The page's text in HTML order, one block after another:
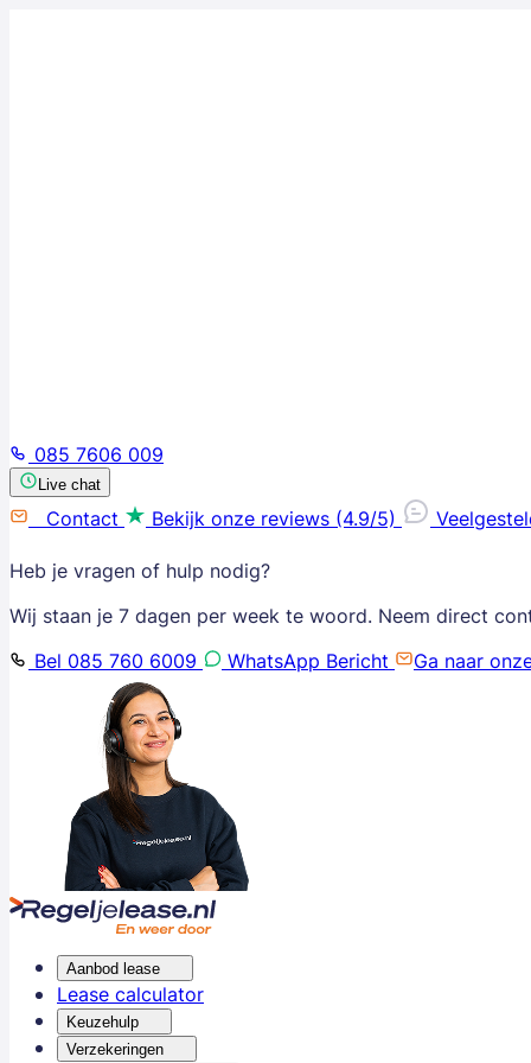
085 7606 009
Live chat
Contact Bekijk onze reviews (4.9/5)
Heb je vragen of hulp nodig?
Wij staan je 7 dagen per week te woord. Neem direct
Bel 085 760 6009
WhatsApp Bericht Ga naar
Aanbod lease
Lease calculator
Keuzehulp
Verzekeringen